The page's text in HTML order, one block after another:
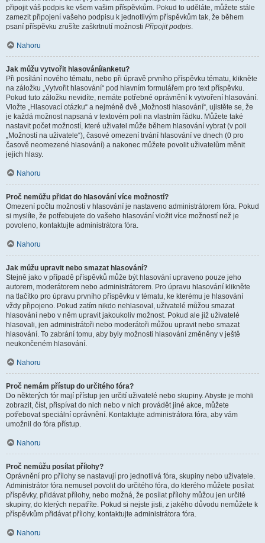
připojit váš podpis ke všem vašim příspěvkům. Pokud to uděláte, můžete stále
zamezit připojení vašeho podpisu k jednotlivým příspěvkům tak, že během
psaní příspěvku zrušíte zaškrtnutí možnosti Připojit podpis.
Nahoru
Jak můžu vytvořit hlasování/anketu?
Při posílání nového tématu, nebo při úpravě prvního příspěvku tématu, klikněte
na záložku „Vytvořit hlasování“ pod hlavním formulářem pro text příspěvku.
Pokud tuto záložku nevidíte, nemáte potřebné oprávnění k vytvoření hlasování.
Vložte „Hlasovací otázku“ a nejméně dvě „Možnosti hlasování“, ujistěte se, že
je každá možnost napsaná v textovém poli na vlastním řádku. Můžete také
nastavit počet možností, které uživatel může během hlasování vybrat (v poli
„Možností na uživatele“), časové omezení trvání hlasování ve dnech (0 pro
časově neomezené hlasování) a nakonec můžete povolit uživatelům měnit
jejich hlasy.
Nahoru
Proč nemůžu přidat do hlasování více možností?
Omezení počtu možností v hlasování je nastaveno administrátorem fóra. Pokud
si myslíte, že potřebujete do vašeho hlasování vložit více možností než je
povoleno, kontaktujte administrátora fóra.
Nahoru
Jak můžu upravit nebo smazat hlasování?
Stejně jako v případě příspěvků může být hlasování upraveno pouze jeho
autorem, moderátorem nebo administrátorem. Pro úpravu hlasování klikněte
na tlačítko pro úpravu prvního příspěvku v tématu, ke kterému je hlasování
vždy připojeno. Pokud zatím nikdo nehlasoval, uživatelé můžou smazat
hlasování nebo v něm upravit jakoukoliv možnost. Pokud ale již uživatelé
hlasovali, jen administrátoři nebo moderátoři můžou upravit nebo smazat
hlasování. To zabrání tomu, aby byly možnosti hlasování změněny v ještě
neukončeném hlasování.
Nahoru
Proč nemám přístup do určitého fóra?
Do některých fór mají přístup jen určití uživatelé nebo skupiny. Abyste je mohli
zobrazit, číst, přispívat do nich nebo v nich provádět jiné akce, můžete
potřebovat speciální oprávnění. Kontaktujte administrátora fóra, aby vám
umožnil do fóra přístup.
Nahoru
Proč nemůžu posílat přílohy?
Oprávnění pro přílohy se nastavují pro jednotlivá fóra, skupiny nebo uživatele.
Administrátor fóra nemusel povolit do určitého fóra, do kterého můžete posílat
příspěvky, přidávat přílohy, nebo možná, že posílat přílohy můžou jen určité
skupiny, do kterých nepatříte. Pokud si nejste jisti, z jakého důvodu nemůžete k
příspěvkům přidávat přílohy, kontaktujte administrátora fóra.
Nahoru